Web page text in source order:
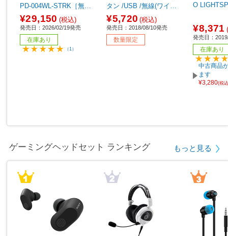
PD-004WL-STRK［無線
(ワイヤレス) /5ボタン /U
SB ］
¥29,150 (税込)
発売日：2026/02/19発売
在庫あり
（1）
タン /USB /無線(ワイヤ
レス)] 【sof001】
¥5,720 (税込)
発売日：2018/08/10発売
数量限定
O
¥8,371
発売日：
在庫あり
中古商品
ます
¥3,280(税
ゲーミングヘッドセット ランキング もっと見る